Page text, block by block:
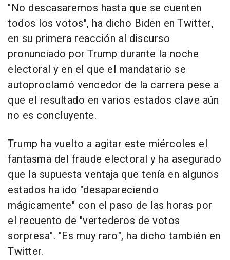
"No descasaremos hasta que se cuenten
todos los votos", ha dicho Biden en Twitter,
en su primera reacción al discurso
pronunciado por Trump durante la noche
electoral y en el que el mandatario se
autoproclamó vencedor de la carrera pese a
que el resultado en varios estados clave aún
no es concluyente.
Trump ha vuelto a agitar este miércoles el
fantasma del fraude electoral y ha asegurado
que la supuesta ventaja que tenía en algunos
estados ha ido "desapareciendo
mágicamente" con el paso de las horas por
el recuento de "vertederos de votos
sorpresa". "Es muy raro", ha dicho también en
Twitter.